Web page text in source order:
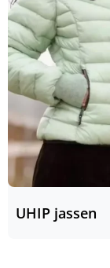
UHIP jassen